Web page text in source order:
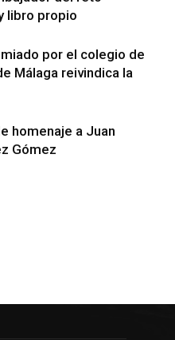
libro propio
por el colegio de
Málaga reivindica la
homenaje a Juan
Gómez